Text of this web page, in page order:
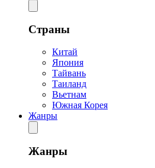
Страны
Китай
Япония
Тайвань
Таиланд
Вьетнам
Южная Корея
Жанры
Жанры